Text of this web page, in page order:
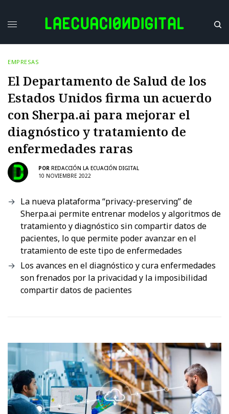
EMPRESAS
El Departamento de Salud de los
Estados Unidos firma un acuerdo
con Sherpa.ai para mejorar el
diagnóstico y tratamiento de
enfermedades raras
POR REDACCIÓN LA ECUACIÓN DIGITAL
10 NOVIEMBRE 2022
La nueva plataforma “privacy-preserving” de
Sherpa.ai permite entrenar modelos y algoritmos de
tratamiento y diagnóstico sin compartir datos de
pacientes, lo que permite poder avanzar en el
tratamiento de este tipo de enfermedades
Los avances en el diagnóstico y cura enfermedades
son frenados por la privacidad y la imposibilidad
compartir datos de pacientes